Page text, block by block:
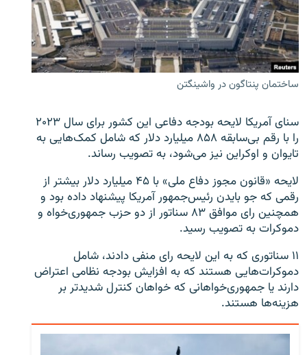
زبان‌های دیگر
ساختمان پنتاگون در واشینگتن
سنای آمریکا لایحه بودجه دفاعی این کشور برای سال ۲۰۲۳
را با رقم بی‌سابقه ۸۵۸ میلیارد دلار که شامل کمک‌هایی به
تایوان و اوکراین نیز می‌شود، به تصویب رساند.
لایحه «قانون مجوز دفاع ملی» با ۴۵ میلیارد دلار بیشتر از
رقمی که جو بایدن رئیس‌جمهور آمریکا پیشنهاد داده بود و
همچنین رای موافق ۸۳ سناتور از دو حزب جمهوری‌خواه و
دموکرات به تصویب رسید.
۱۱ سناتوری که به این لایحه رای منفی دادند، شامل
دموکرات‌هایی هستند که به افزایش بودجه نظامی اعتراض
دارند یا جمهوری‌خواهانی که خواهان کنترل شدیدتر بر
هزینه‌ها هستند.